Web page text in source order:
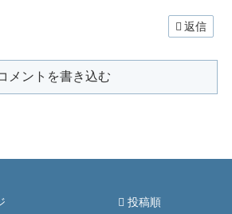
返信
メントを書き込む
投稿順